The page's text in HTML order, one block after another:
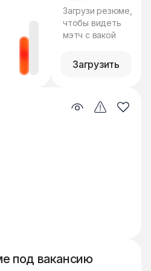
Загрузи резюме,
чтобы видеть
мэтч с вакой
Загрузить
под вакансию